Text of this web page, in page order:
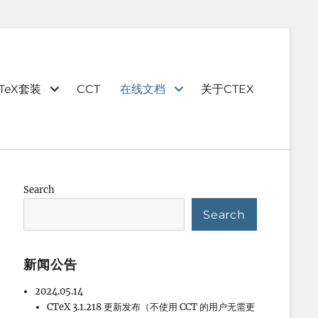
套装 CCT 在线文档 关于CTEX
Search
Search
新闻公告
2024.05.14
CTeX 3.1.218 更新发布（不使用 CCT 的用户无需更